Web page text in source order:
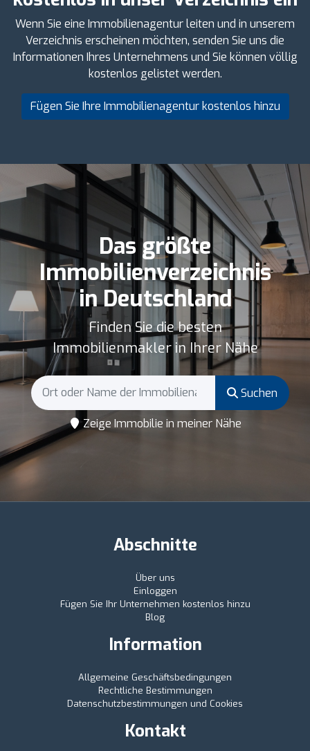
Wenn Sie eine Immobilienagentur leiten und in unserem
Verzeichnis erscheinen möchten, senden Sie uns die
Informationen Ihres Unternehmens und Sie können völlig
kostenlos gelistet werden.
Fügen Sie Ihre Immobilienagentur kostenlos hinzu
Das größte
Immobilienverzeichnis
in Deutschland
Finden Sie die besten
Immobilienmakler in Ihrer Nähe
Suchen
Zeige Immobilie in meiner Nähe
Abschnitte
Über uns
Einloggen
Fügen Sie Ihr Unternehmen kostenlos hinzu
Blog
Information
Allgemeine Geschäftsbedingungen
Rechtliche Bestimmungen
Datenschutzbestimmungen und Cookies
Kontakt